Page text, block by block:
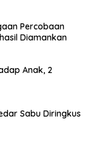
Percobaan
Diamankan
Anak, 2
Sabu Diringkus